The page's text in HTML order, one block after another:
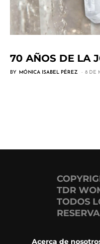
70 AÑOS DE LA
BY MÓNICA ISABEL PÉREZ 8 DE
TDR
TODOS
Acerca de